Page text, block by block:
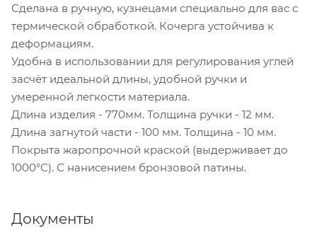
Сделана в ручную, кузнецами специально для вас с
термической обработкой. Кочерга устойчива к
деформациям.
Удобна в использовании для регулирования углей
засчёт идеальной длины, удобной ручки и
умеренной легкости материала.
Длина изделия - 770мм. Толщина ручки - 12 мм.
Длина загнутой части - 100 мм. Толщина - 10 мм.
Покрыта жаропрочной краской (выдерживает до
1000°С). С нанисением бронзовой патины.
Документы